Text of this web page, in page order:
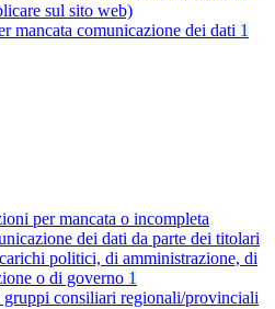
sul sito web)
mancata comunicazione dei dati 1
per mancata o incompleta
dei dati da parte dei titolari
politici, di amministrazione, di
o di governo 1
gruppi consiliari regionali/provinciali